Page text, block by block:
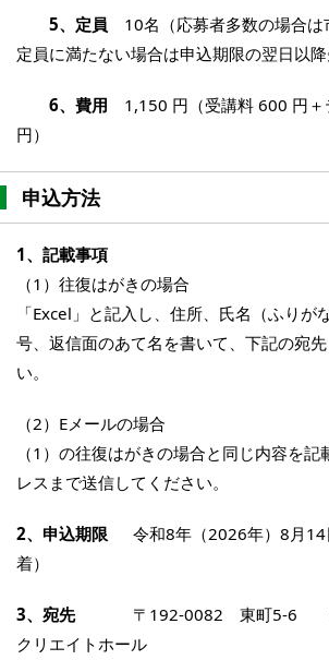
5、定員
10名（応募者多数の場合は
定員に満たない場合は申込期限の翌日以降
6、費用 1,150 円（受講料 600 円＋
円）
申込方法
1、記載事項
（1）往復はがきの場合
「Excel」と記入し、住所、氏名（ふりが
号、返信面のあて名を書いて、下記の宛
い。
（2）Eメールの場合
（1）の往復はがきの場合と同じ内容を記
レスまで送信してください。
2、申込期限 令和8年（2026年）8月14
着）
3、宛先〒192-0082 東町5-6 生
クリエイトホール